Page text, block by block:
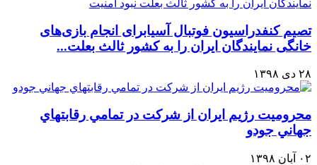
تصیم کنفدراسیون فوتبال آسیابرای انجام بازی‌های
خانگی نمایندگان ایران را به کشور ثالث بعلت...
۲۸ دی ۱۳۹۸
محروميت رژيم ايران از شرکت در تمامي رقابتهاي
جهاني جودو
۰۲ آبان ۱۳۹۸